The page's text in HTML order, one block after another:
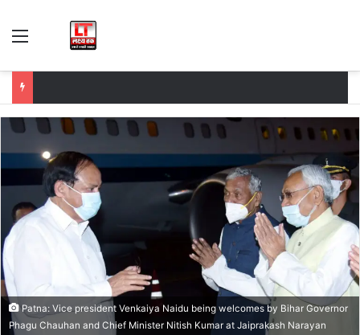
Menu
Patna: Vice president Venkaiya Naidu being welcomes by Bihar Governor
Phagu Chauhan and Chief Minister Nitish Kumar at Jaiprakash Narayan